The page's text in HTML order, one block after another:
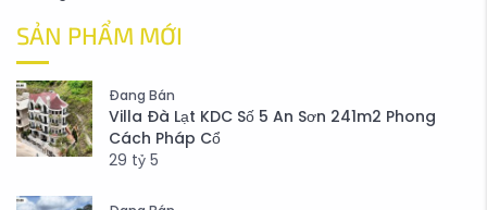
SẢN PHẨM MỚI
Đang Bán
Villa Đà Lạt KDC Số 5 An Sơn 241m2 Phong
Cách Pháp Cổ
29 tỷ 5